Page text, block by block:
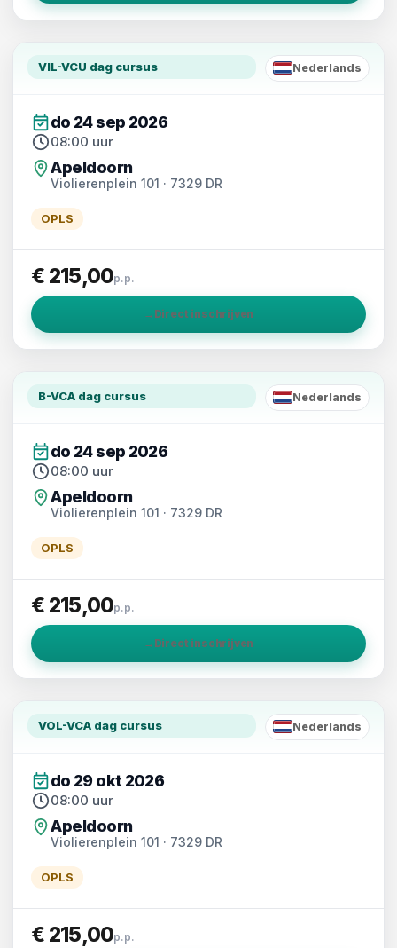
VIL-VCU dag cursus
NL
Nederlands
do 24 sep 2026
08:00 uur
Apeldoorn
Violierenplein 101 · 7329 DR
OPLS
€ 215,00p.p.
→ Direct inschrijven
B-VCA dag cursus
NL
Nederlands
do 24 sep 2026
08:00 uur
Apeldoorn
Violierenplein 101 · 7329 DR
OPLS
€ 215,00p.p.
→ Direct inschrijven
VOL-VCA dag cursus
NL
Nederlands
do 29 okt 2026
08:00 uur
Apeldoorn
Violierenplein 101 · 7329 DR
OPLS
€ 215,00p.p.